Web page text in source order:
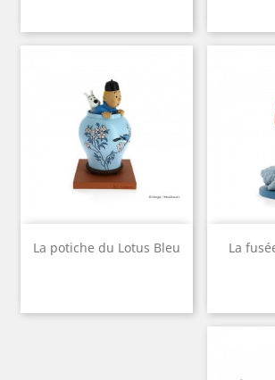
La potiche du Lotus Bleu La